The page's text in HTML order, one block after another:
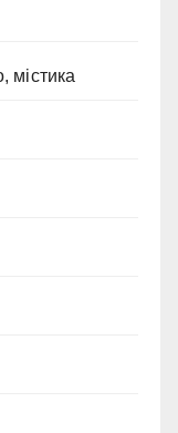
містика